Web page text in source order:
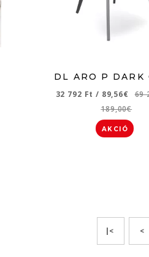
DL ARO P DARK
32 792 Ft/ 89,56€ 69
189,00€
AKCIÓ
|< <